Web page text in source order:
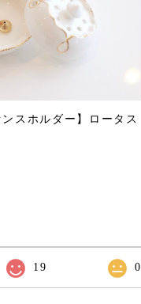
スホルダー】ロータス
19 0